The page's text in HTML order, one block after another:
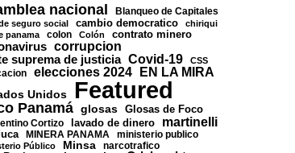
nacional Blanqueo de Capitales
seguro social cambio democratico
chiriqui
panama
colon Colón contrato minero
corrupcion
suprema de justicia Covid-19 CSS
elecciones 2024 EN LA MIRA
Unidos Featured
Panamá glosas Glosas de Foco
Cortizo lavado de dinero martinelli
MINERA PANAMA ministerio publico
Público Minsa
narcotrafico